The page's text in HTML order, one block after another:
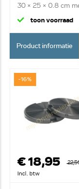
30 x 25 x 0.8 cm
vetfilt...
toon voorraad
Product informatie
-16%
€ 18,95
Incl. btw